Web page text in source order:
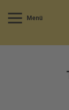
Menü